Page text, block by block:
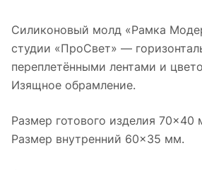
Силиконовый молд «Рамка
студии «ПроСвет» —
переплетёнными лентами и
Изящное обрамление.
Размер готового изделия 70×40
Размер внутренний 60×35 мм.